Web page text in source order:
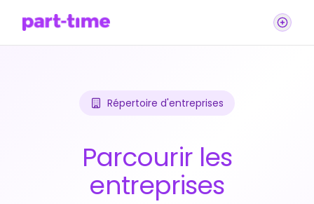
Répertoire d'entreprises
Parcourir les
entreprises